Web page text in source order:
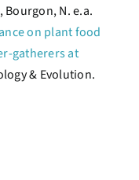
Bourgon, N. e.a.
on plant food
gatherers at
& Evolution.